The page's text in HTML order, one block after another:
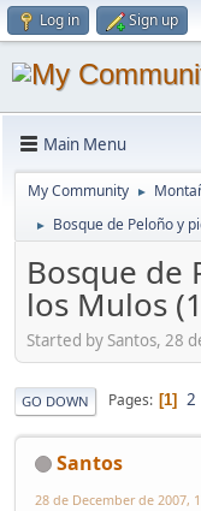
Log in Sign up
Main Menu
My Community ►
► Bosque de Peloño y
Bosque de
los Mulos
Started by Santos, 28
GO DOWN Pages 1 2
Santos
28 de December de 2007,